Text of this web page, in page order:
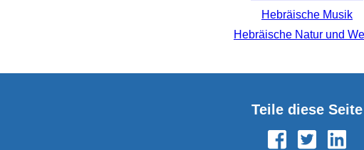
Hebräische Musik
Hebräische Natur und
Teile diese Seite